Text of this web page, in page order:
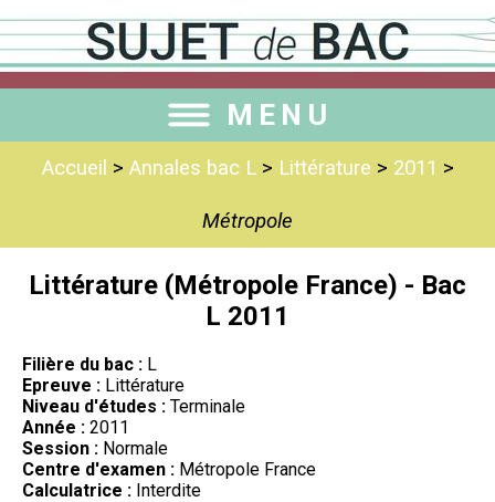
MENU
Accueil > Annales bac L> Littérature > 2011 >
Métropole
Littérature (Métropole France) - Bac
L 2011
Filière du bac : L
Epreuve : Littérature
Niveau d'études : Terminale
Année : 2011
Session : Normale
Centre d'examen : Métropole France
Calculatrice : Interdite